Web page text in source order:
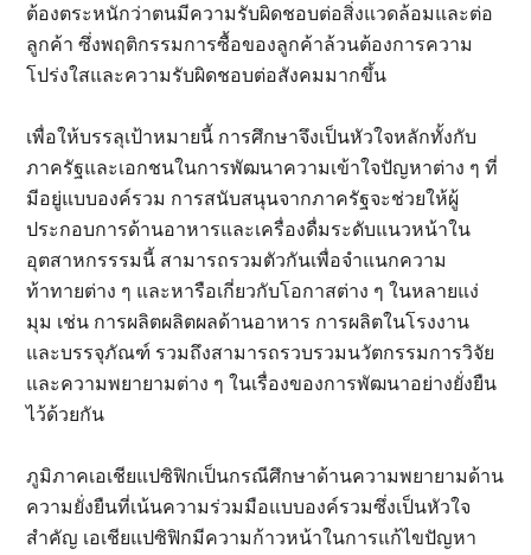
ต้องตระหนักว่าตนมีความรับผิดชอบต่อสิ่งแวดล้อมและต่อ
ลูกค้า ซึ่งพฤติกรรมการซื้อของลูกค้าล้วนต้องการความ
โปร่งใสและความรับผิดชอบต่อสังคมมากขึ้น
เพื่อให้บรรลุเป้าหมายนี้ การศึกษาจึงเป็นหัวใจหลักทั้งกับ
ภาครัฐและเอกชนในการพัฒนาความเข้าใจปัญหาต่าง ๆ ที่
มีอยู่แบบองค์รวม การสนับสนุนจากภาครัฐจะช่วยให้ผู้
ประกอบการด้านอาหารและเครื่องดื่มระดับแนวหน้าใน
อุตสาหกรรรมนี้ สามารถรวมตัวกันเพื่อจำแนกความ
ท้าทายต่าง ๆ และหารือเกี่ยวกับโอกาสต่าง ๆ ในหลายแง่
มุม เช่น การผลิตผลิตผลด้านอาหาร การผลิตในโรงงาน
และบรรจุภัณฑ์ รวมถึงสามารถรวบรวมนวัตกรรมการวิจัย
และความพยายามต่าง ๆ ในเรื่องของการพัฒนาอย่างยั่งยืน
ไว้ด้วยกัน
ภูมิภาคเอเชียแปซิฟิกเป็นกรณีศึกษาด้านความพยายามด้าน
ความยั่งยืนที่เน้นความร่วมมือแบบองค์รวมซึ่งเป็นหัวใจ
สำคัญ เอเชียแปซิฟิกมีความก้าวหน้าในการแก้ไขปัญหา